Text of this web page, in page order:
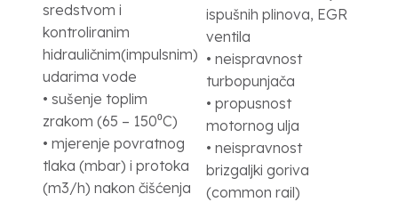
sredstvom i
kontroliranim
hidrauličnim(impulsnim)
udarima vode
• sušenje toplim
zrakom (65 – 150⁰C)
• mjerenje povratnog
tlaka (mbar) i protoka
(m3/h) nakon čišćenja
ispušnih plinova, EGR
ventila
• neispravnost
turbopunjača
• propusnost
motornog ulja
• neispravnost
brizgaljki goriva
(common rail)